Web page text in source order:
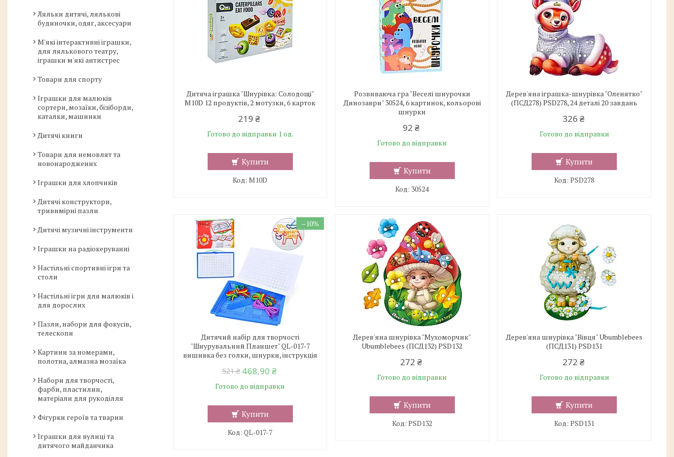
Дитяча іграшка "Шнурівка: Солодощі"
M10D 12 продуктів, 2 мотузки, 6 карток
219 ₴
Готово до відправки 1 од.
Купити
M10D
Розвиваюча гра "Веселі шнурочки
Динозаври" 30524, 6 картинок, кольорові
шнурки
92 ₴
Готово до відправки
Купити
30524
Дерев'яна іграшка-шнурівка "Оленятко"
(ПСД278) PSD278, 24 деталі 20 завдань
326 ₴
Готово до відправки
Купити
PSD278
–10%
Дитячий набір для творчості
"Шнурувальний Планшет" QL-017-7
вишивка без голки, шнурки, інструкція
521 ₴ 468,90 ₴
Готово до відправки
Купити
QL-017-7
Дерев'яна шнурівка "Мухоморчик"
Ubumblebees (ПСД132) PSD132
272 ₴
Готово до відправки
Купити
PSD132
Дерев'яна шнурівка "Вівця" Ubumblebees
(ПСД131) PSD131
272 ₴
Готово до відправки
Купити
PSD131
Ляльки дитячі, лялькові
будиночки, одяг, аксесуари
М'які інтерактивні іграшки,
для лялькового театру,
іграшки м'які антистрес
Товари для спорту
Іграшки для малюків
сортери, мозаїки, бізіборди,
каталки, машинки
Дитячі книги
Товари для немовлят та
новонароджених
Іграшки для хлопчиків
Дитячі конструктори,
тривимірні пазли
Дитячі музичні інструменти
Іграшки на радіокеруванні
Настільні спортивні ігри та
столи
Настільні ігри для малюків і
для дорослих
Пазли, набори для фокусів,
телескопи
Картини за номерами,
полотна, алмазна мозаїка
Набори для творчості,
фарби, пластилин,
матеріали для рукоділля
Фігурки героїв та тварин
Іграшки для вулиці та
дитячого майданчика